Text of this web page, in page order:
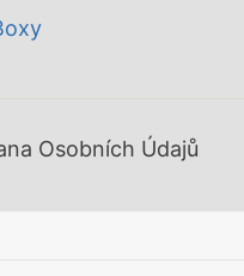
Osobních Údajů